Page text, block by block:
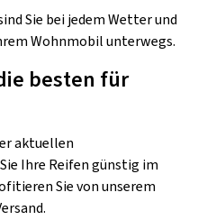
Sie bei jedem Wetter und
Wohnmobil unterwegs.
besten für
aktuellen
Ihre Reifen günstig im
Sie von unserem